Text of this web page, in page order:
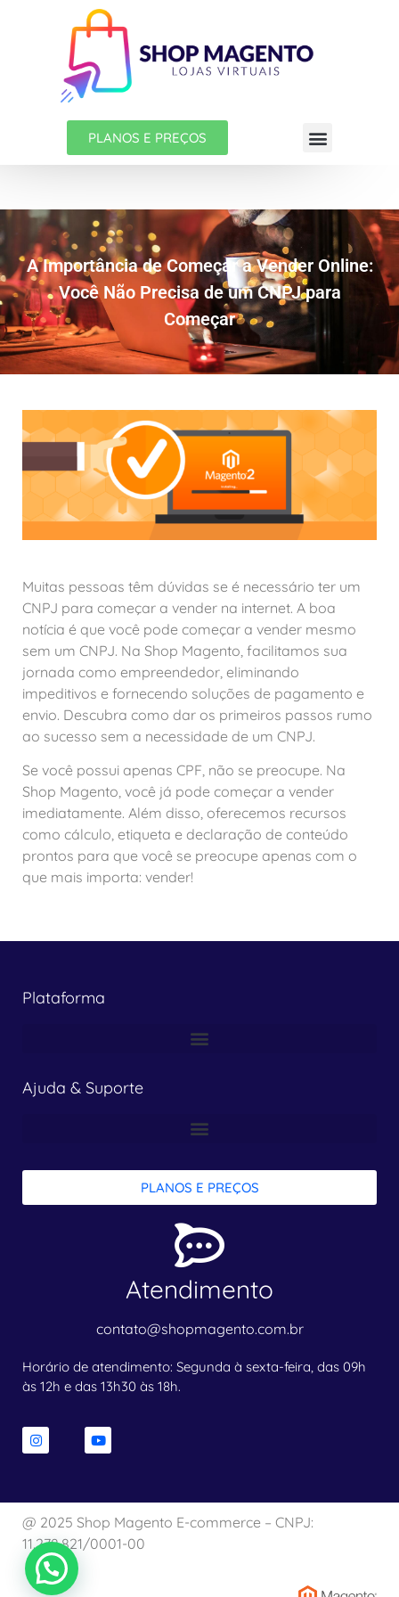
PLANOS E PREÇOS
A Importância de Começar a Vender Online:
Você Não Precisa de um CNPJ para
Começar
Muitas pessoas têm dúvidas se é necessário ter um
CNPJ para começar a vender na internet. A boa
notícia é que você pode começar a vender mesmo
sem um CNPJ. Na Shop Magento, facilitamos sua
jornada como empreendedor, eliminando
impeditivos e fornecendo soluções de pagamento e
envio. Descubra como dar os primeiros passos rumo
ao sucesso sem a necessidade de um CNPJ.
Se você possui apenas CPF, não se preocupe. Na
Shop Magento, você já pode começar a vender
imediatamente. Além disso, oferecemos recursos
como cálculo, etiqueta e declaração de conteúdo
prontos para que você se preocupe apenas com o
que mais importa: vender!
Plataforma
Ajuda & Suporte
PLANOS E PREÇOS
Atendimento
contato@shopmagento.com.br
Horário de atendimento: Segunda à sexta-feira, das 09h
às 12h e das 13h30 às 18h.
@ 2025 Shop Magento E-commerce – CNPJ:
11.278.821/0001-00